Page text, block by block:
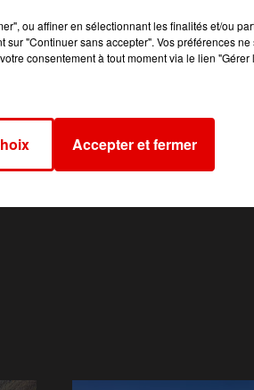
ou affiner en sélectionnant les finalités et/ou
"Continuer sans accepter". Vos préférences
consentement à tout moment via le lien
Accepter et fermer